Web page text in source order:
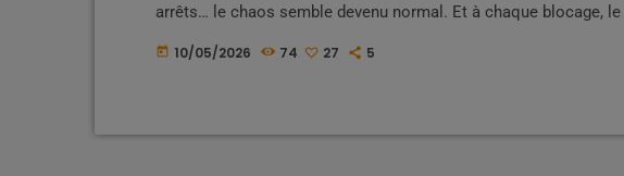
arrêts… le chaos semble devenu normal. Et à chaque blocage,
population subit, les responsables se renvoient la faute, puis
today 10/05/2026 74 27 5